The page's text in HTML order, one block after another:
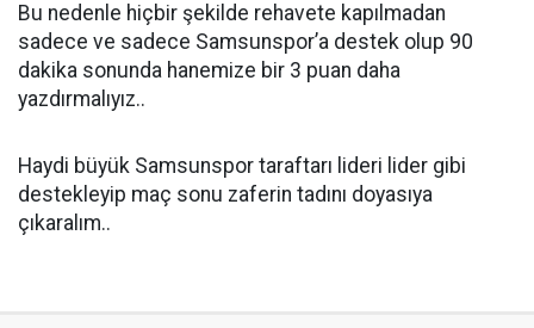
Bu nedenle hiçbir şekilde rehavete kapılmadan
sadece ve sadece Samsunspor’a destek olup 90
dakika sonunda hanemize bir 3 puan daha
yazdırmalıyız..
Haydi büyük Samsunspor taraftarı lideri lider gibi
destekleyip maç sonu zaferin tadını doyasıya
çıkaralım..